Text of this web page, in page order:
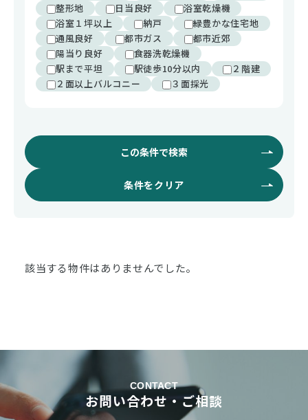
整形地
日当良好
浴室乾燥機
浴室１坪以上
納戸
緑豊かな住宅地
通風良好
都市ガス
都市近郊
陽当り良好
食器洗乾燥機
駅まで平坦
駅徒歩10分以内
２階建
２面以上バルコニー
３面採光
この条件で検索
条件をクリア
該当する物件はありませんでした。
CONTACT
お問い合わせ・ご相談